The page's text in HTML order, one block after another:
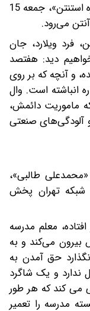
فیلم سینمایی «وال ای» به کارگردانی «آندره استنتن»، جمعه 15
فرد ویلارد، جان
دید: هفتصد
و آنچه که بر روی
انباشته ‌است. وال
ماموریت دائمش،
آلودگی‌های صنعتی
«محمدعلی طالبی»،
14 خرداد ماه ساعت 09:00 از شبکه تهران پخش
معلم مدرسه
بیرون می‌کند و به
حق آمدن به
ندارد و یک شاگرد
می کند که هر طور
مدرسه را تعمیر